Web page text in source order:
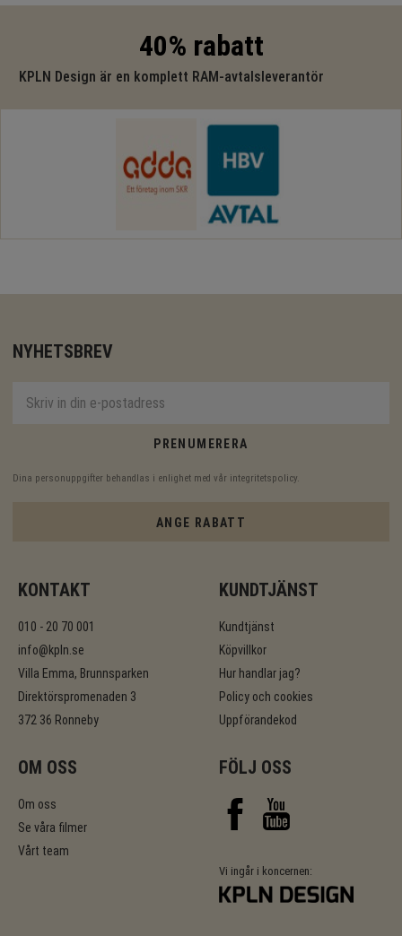
40% rabatt
KPLN Design är en komplett RAM-avtalsleverantör
NYHETSBREV
PRENUMERERA
Dina personuppgifter behandlas i enlighet med vår integritetspolicy
ANGE RABATT
KONTAKT
010 - 20 70 001
info@kpln.se
Villa Emma, Brunnsparken
Direktörspromenaden 3
372 36 Ronneby
KUNDTJÄNST
Kundtjänst
Köpvillkor
Hur handlar jag?
Policy och cookies
Uppförandekod
OM OSS
Om oss
Se våra filmer
Vårt team
FÖLJ OSS
Vi ingår i koncernen: